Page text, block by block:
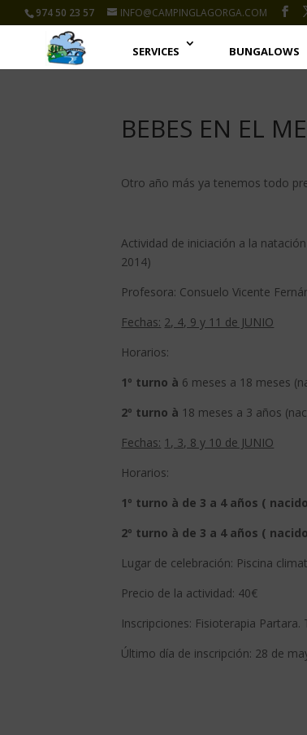
974 50 23 57 INFO@CAMPINGLAGORGA.COM
SERVICES BUNGALOWS
BEBES EN EL
Otro año más ya tenemos todo
Actividad de iniciación a la
2014)
Profesora: Consuelo Vicente
Fechas: 2, 4, 9 y 11 de JUNIO
Horarios:
1º turno à 6 meses a 18 meses
2º turno à 18 meses a 3 años
Fechas: 1, 3, 8 y 10 de JUNIO
Horarios:
1º turno à de 3 a 4 años (
2º turno à de 3 a 4 años (
Lugar de celebración: Piscina
Precio de la actividad: 40€
Inscripciones: Fisioterapia Partara.
Último día de inscripción: 28 de